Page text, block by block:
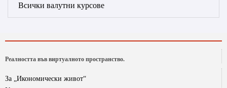
Всички валутни курсове
Реалността във виртуалното пространство.
За „Икономически живот“